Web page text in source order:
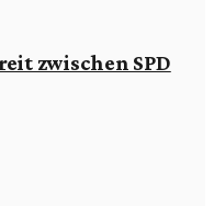
zwischen SPD